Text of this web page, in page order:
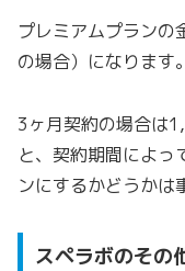
プレミアムプラン
の場合）になります。
3ヶ月契約の場合は
と、契約期間によっ
ンにするかどうかは
スペラボのその